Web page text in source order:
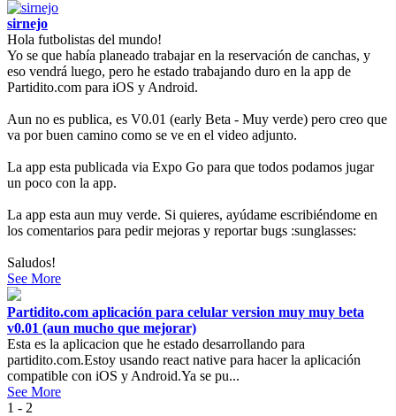
sirnejo
Hola futbolistas del mundo!
Yo se que había planeado trabajar en la reservación de canchas, y
eso vendrá luego, pero he estado trabajando duro en la app de
Partidito.com para iOS y Android.
Aun no es publica, es V0.01 (early Beta - Muy verde) pero creo que
va por buen camino como se ve en el video adjunto.
La app esta publicada via Expo Go para que todos podamos jugar
un poco con la app.
La app esta aun muy verde. Si quieres, ayúdame escribiéndome en
los comentarios para pedir mejoras y reportar bugs :sunglasses:
Saludos!
See More
Partidito.com aplicación para celular version muy muy beta
v0.01 (aun mucho que mejorar)
Esta es la aplicacion que he estado desarrollando para
partidito.com.Estoy usando react native para hacer la aplicación
compatible con iOS y Android.Ya se pu...
See More
1 - 2